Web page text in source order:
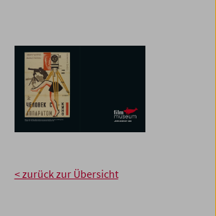
< zurück zur Übersicht